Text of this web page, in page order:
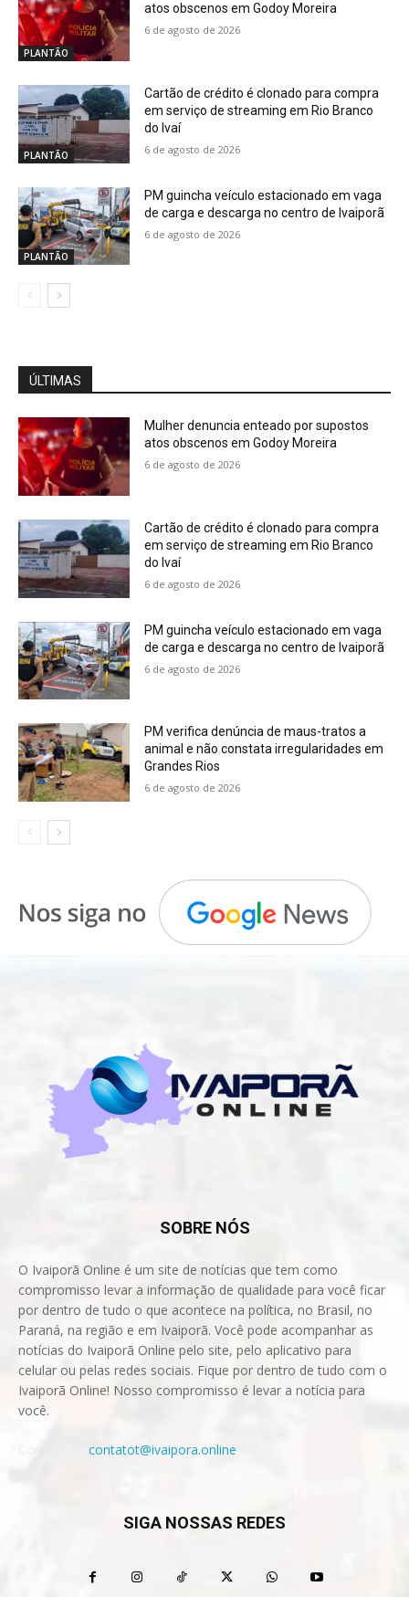
PLANTÃO
atos obscenos em Godoy Moreira
6 de agosto de 2026
PLANTÃO
Cartão de crédito é clonado para compra
em serviço de streaming em Rio Branco
do Ivaí
6 de agosto de 2026
PLANTÃO
PM guincha veículo estacionado em vaga
de carga e descarga no centro de Ivaiporã
6 de agosto de 2026
ÚLTIMAS
Mulher denuncia enteado por supostos
atos obscenos em Godoy Moreira
6 de agosto de 2026
Cartão de crédito é clonado para compra
em serviço de streaming em Rio Branco
do Ivaí
6 de agosto de 2026
PM guincha veículo estacionado em vaga
de carga e descarga no centro de Ivaiporã
6 de agosto de 2026
PM verifica denúncia de maus-tratos a
animal e não constata irregularidades em
Grandes Rios
6 de agosto de 2026
SOBRE NÓS
O Ivaiporã Online é um site de notícias que tem como
compromisso levar a informação de qualidade para você ficar
por dentro de tudo o que acontece na política, no Brasil, no
Paraná, na região e em Ivaiporã. Você pode acompanhar as
notícias do Ivaiporã Online pelo site, pelo aplicativo para
celular ou pelas redes sociais. Fique por dentro de tudo com o
Ivaiporã Online! Nosso compromisso é levar a notícia para
você.
contatot@ivaipora.online
SIGA NOSSAS REDES